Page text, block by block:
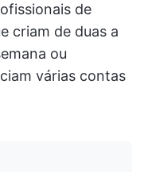
de
criam de duas a
ou
várias contas